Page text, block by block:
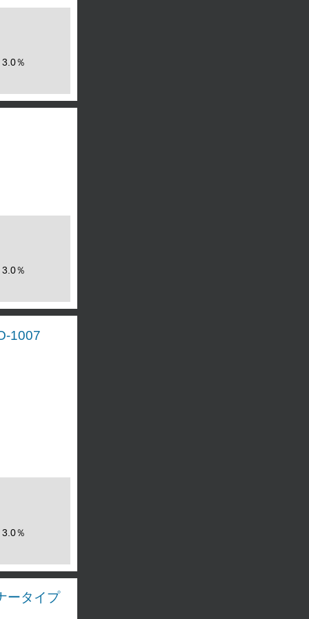
％
％
1007
％
ータイプ